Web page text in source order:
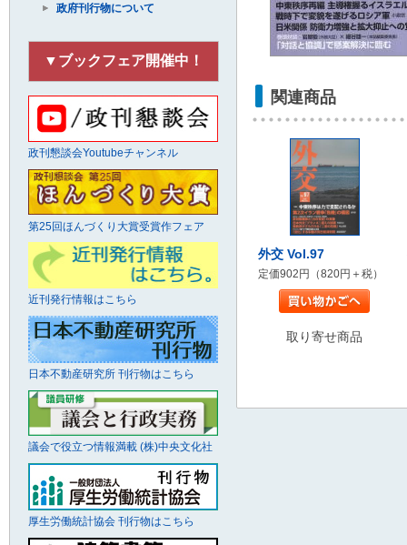
関連商品
外交 Vol.97
定価902円（820円＋税）
取り寄せ商品
政府刊行物について
▼ブックフェア開催中！
政刊懇談会Youtubeチャンネル
第25回ほんづくり大賞受賞作フェア
近刊発行情報はこちら
日本不動産研究所 刊行物はこちら
議会で役立つ情報満載 (株)中央文化社
厚生労働統計協会 刊行物はこちら